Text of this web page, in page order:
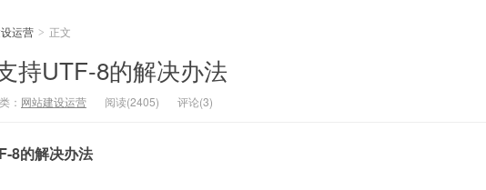
运营 > 正文
持UTF-8的解决办法
： 网站建设运营 阅读(2405) 评论(3)
8的解决办法